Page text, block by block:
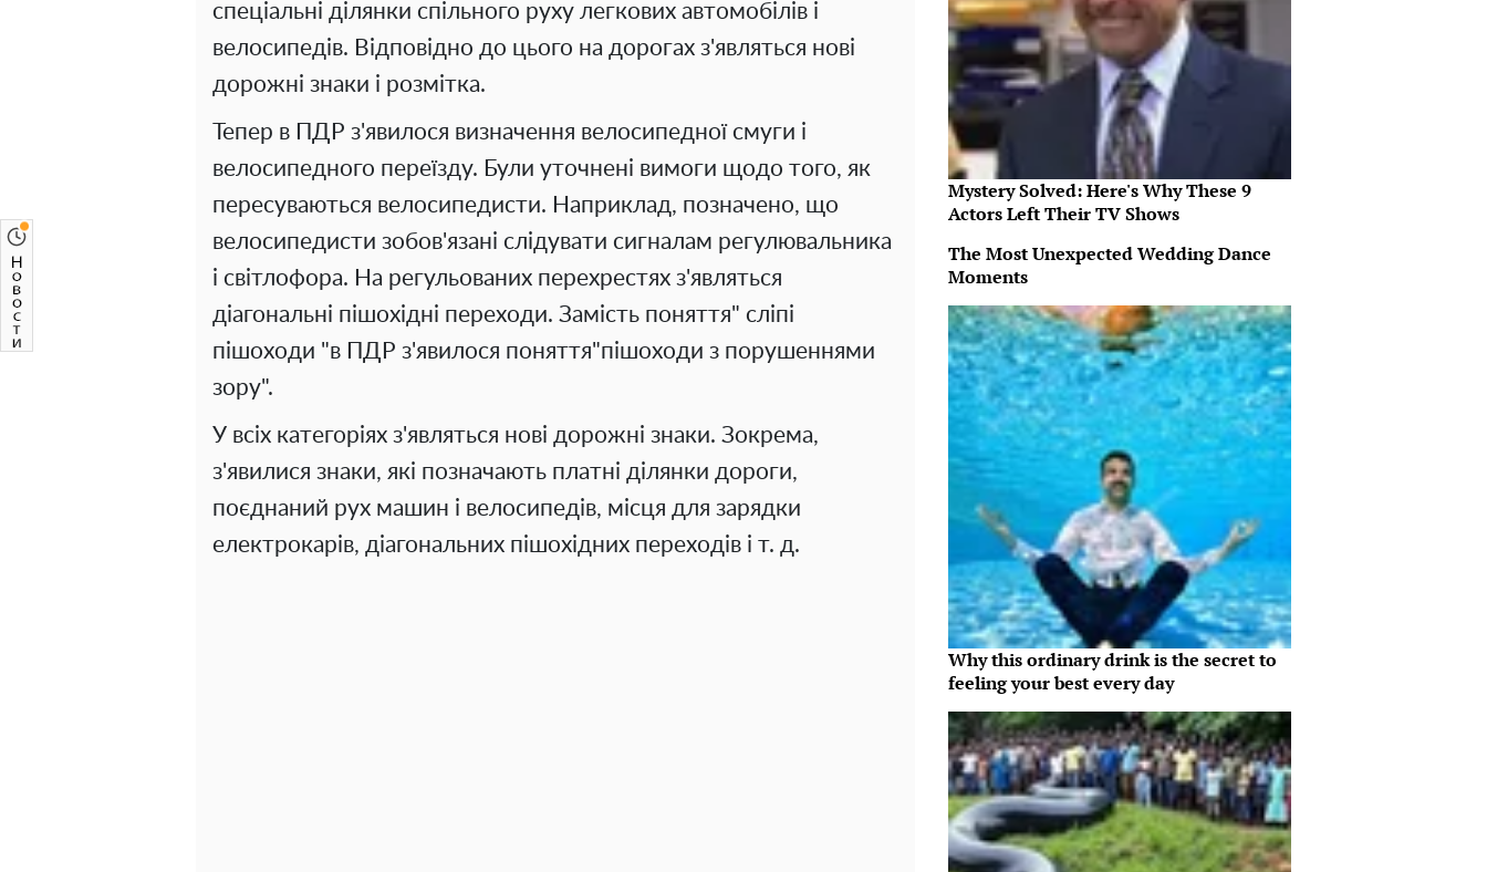
спеціальні ділянки спільного руху легкових автомобілів і
велосипедів. Відповідно до цього на дорогах з'являться нові
дорожні знаки і розмітка.
Тепер в ПДР з'явилося визначення велосипедної смуги і
велосипедного переїзду. Були уточнені вимоги щодо того, як
пересуваються велосипедисти. Наприклад, позначено, що
велосипедисти зобов'язані слідувати сигналам регулювальника
і світлофора. На регульованих перехрестях з'являться
діагональні пішохідні переходи. Замість поняття" сліпі
пішоходи "в ПДР з'явилося поняття"пішоходи з порушеннями
зору".
У всіх категоріях з'являться нові дорожні знаки. Зокрема,
з'явилися знаки, які позначають платні ділянки дороги,
поєднаний рух машин і велосипедів, місця для зарядки
електрокарів, діагональних пішохідних переходів і т. д.
Mystery Solved: Here's Why These 9
Actors Left Their TV Shows
The Most Unexpected Wedding Dance
Moments
Why this ordinary drink is the secret to
feeling your best every day